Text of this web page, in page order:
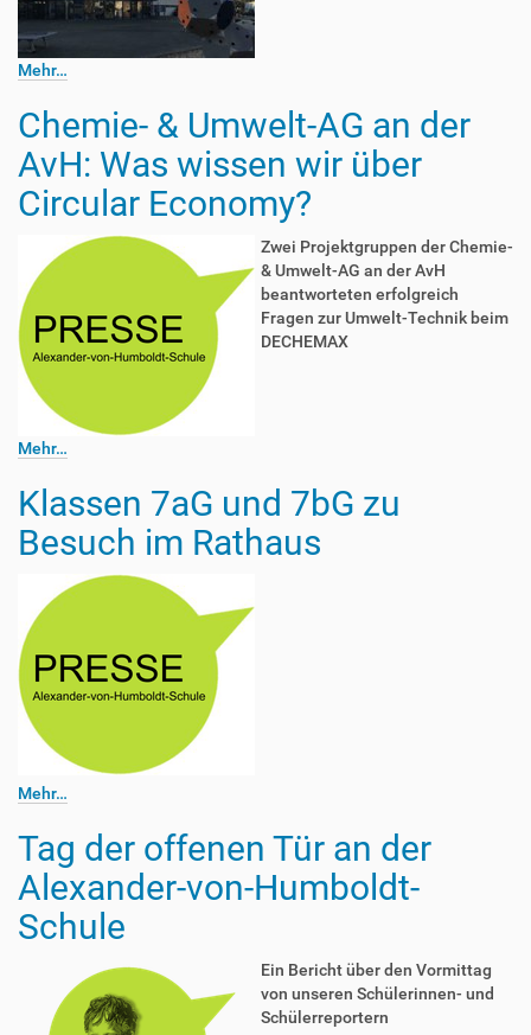
Mehr…
Chemie- & Umwelt-AG an der
AvH: Was wissen wir über
Circular Economy?
Zwei Projektgruppen der Chemie-
& Umwelt-AG an der AvH
beantworteten erfolgreich
Fragen zur Umwelt-Technik beim
DECHEMAX
Mehr…
Klassen 7aG und 7bG zu
Besuch im Rathaus
Mehr…
Tag der offenen Tür an der
Alexander-von-Humboldt-
Schule
Ein Bericht über den Vormittag
von unseren Schülerinnen- und
Schülerreportern